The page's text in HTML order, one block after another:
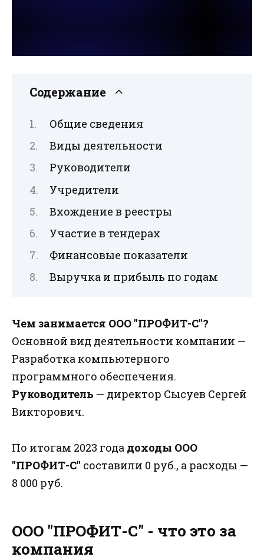
Содержание
Общие сведения
Виды деятельности
Руководители
Учредители
Вхождение в реестры
Участие в тендерах
Финансовые показатели
Выручка и прибыль по годам
Чем занимается ООО "ПРОФИТ-С"?
Основной вид деятельности компании —
Разработка компьютерного
программного обеспечения.
Руководитель — директор Сысуев Сергей
Викторович.
По итогам 2023 года доходы ООО
"ПРОФИТ-С" составили 0 руб., а расходы —
8 000 руб.
ООО "ПРОФИТ-С" - что это за
компания